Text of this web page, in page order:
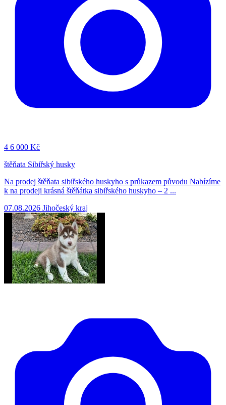
4 6 000 Kč
štěňata Sibiřský husky
Na prodej štěňata sibiřského huskyho s průkazem původu Nabízíme
k na prodeji krásná štěňátka sibiřského huskyho – 2 ...
07.08.2026 Jihočeský kraj